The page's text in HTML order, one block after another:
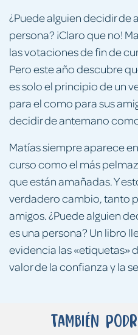
¿Puede alguien decidir de
persona? ¡Claro que no!
las votaciones de fin de
Pero este año descubre
es solo el principio de un
para el como para sus
decidir de antemano
Matías siempre aparece
curso como el más
que están amañadas. Y
verdadero cambio, tanto
amigos. ¿Puede alguien
es una persona? Un libro
evidencia las «etiquetas»
valor de la confianza y la
También